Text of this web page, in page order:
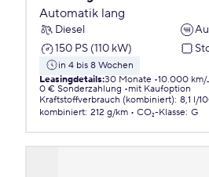
Automatik lang
Diesel
150 PS (110 kW)
in 4 bis 8 Wochen
Leasingdetails:30 Monate 10.000 km/
0 € Sonderzahlung
mit Kaufoption
Kraftstoffverbrauch (kombiniert): 8,1 l/
kombiniert: 212 g/km CO₂-Klasse: G